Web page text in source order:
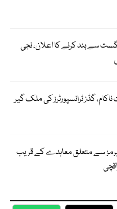
بس سروس 11 اگست سے بند کرنے کا اعلان، نجی
گڈز ٹرانسپورٹرز کی ملک گیر
ہرمز سے متعلق معاہدے کے قریب